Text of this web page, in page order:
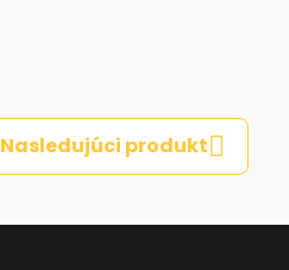
Nasledujúci produkt